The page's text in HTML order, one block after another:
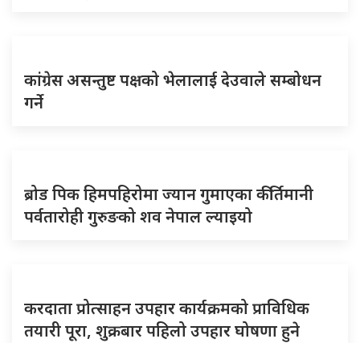
कांग्रेस असन्तुष्ट पक्षको भेलालाई देउवाले सम्बोधन
गर्ने
ब्रोड पिक हिमपहिरोमा ज्यान गुमाएका कीर्तिमानी
पर्वतारोही गुरुङको शव नेपाल ल्याइयो
करदाता प्रोत्साहन उपहार कार्यक्रमको प्राविधिक
तयारी पूरा, शुक्रबार पहिलो उपहार घोषणा हुने